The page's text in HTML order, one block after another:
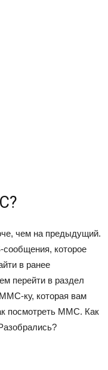
чем на предыдущий.
которое
в ранее
перейти в раздел
ку, которая вам
посмотреть ММС. Как